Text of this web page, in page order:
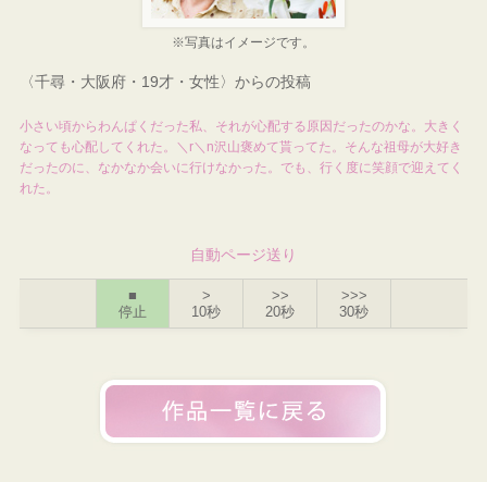
※写真はイメージです。
〈千尋・大阪府・19才・女性〉からの投稿
小さい頃からわんぱくだった私、それが心配する原因だったのかな。大きく
なっても心配してくれた。＼r＼n沢山褒めて貰ってた。そんな祖母が大好き
だったのに、なかなか会いに行けなかった。でも、行く度に笑顔で迎えてく
れた。
自動ページ送り
■
停止
>
10秒
>>
20秒
>>>
30秒